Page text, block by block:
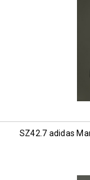
SZ42.7 adidas